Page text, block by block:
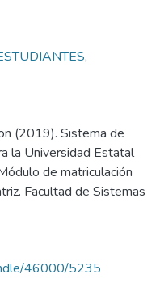
,
(2019). Sistema de
la Universidad Estatal
de matriculación
Facultad de Sistemas
46000/5235